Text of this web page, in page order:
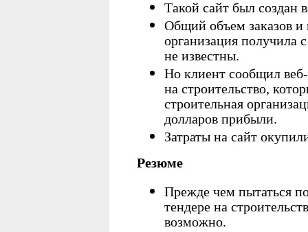
Такой сайт был создан
Общий объем заказов и
организация получила
не известны.
Но клиент сообщил
на строительство,
строительная
долларов прибыли.
Затраты на сайт
Резюме
Прежде чем пытаться
тендере на
возможно.